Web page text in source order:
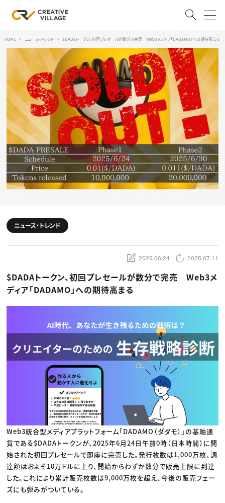
ログイン 会員登録
RECRUIT
クリエイター求人を探す
CREATIVE JOB求人検索
特集求人
採用説明会
転職支援サービス
CONTENTS
スキルアップしたい！
プログラミング
動画配信・映像制作
編集・ライティング
マーケティング
TOP Creator’s コラム トップ
Webクリエイター
アプリクリエイター
クリエイターインタビュー
C＆R Magazine
ニュース・トレンド トップ
Web
映像
ゲーム・エンタメ
CREATIVE VILLAGEからのお知らせ
プロフェッショナル×つながる×メディア
HOME ニュース・トレンド $DADAトークン、初回プレセールが数分で完売 Web3メディア「DADAMO」への期待高まる
ニュース・トレンド
2025.06.24 2025.07.11
$DADAトークン、初回プレセールが数分で完売 Web3メ
ディア「DADAMO」への期待高まる
Web3統合型メディアプラットフォーム「DADAMO（ダダモ）」の基軸通
貨である$DADAトークンが、2025年6月24日午前0時（日本時間）に開
始された初回プレセールで即座に完売した。発行枚数は1,000万枚、調
達額はおよそ10万ドルに上り、開始からわずか数分で販売上限に到達
した。これにより累計販売枚数は9,000万枚を超え、今後の販売フェー
ズにも弾みがついている。